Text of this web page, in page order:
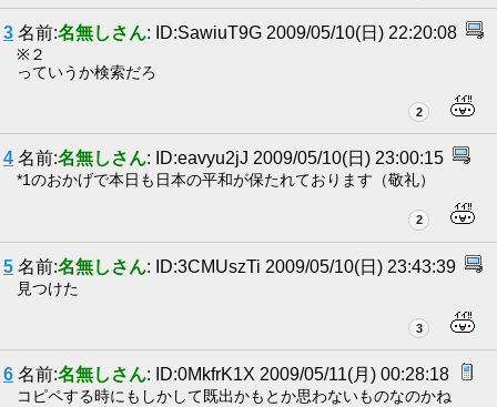
3 名前:名無しさん: ID:SawiuT9G 2009/05/10(日) 22:20:08
※２
っていうか検索だろ
2
4 名前:名無しさん: ID:eavyu2jJ 2009/05/10(日) 23:00:15
*1のおかげで本日も日本の平和が保たれております（敬礼）
2
5 名前:名無しさん: ID:3CMUszTi 2009/05/10(日) 23:43:39
見つけた
3
6 名前:名無しさん: ID:0MkfrK1X 2009/05/11(月) 00:28:18
コピペする時にもしかして既出かもとか思わないものなのかね